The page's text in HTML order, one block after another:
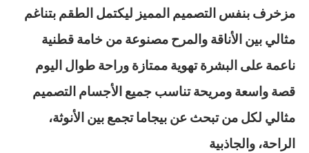
مزخرف بنفس التصميم المميز ليكتمل الطقم بتناغم
مثالي بين الأناقة والمرح مصنوعة من خامة قطنية
ناعمة على البشرة تهوية ممتازة وراحة طوال اليوم
قصة واسعة ومريحة تناسب جميع الأجسام التصميم
مثالي لكل من تبحث عن بيجاما تجمع بين الأنوثة،
الراحة، والجاذبية